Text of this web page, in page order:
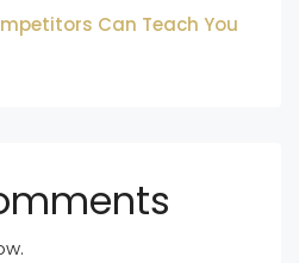
Can Teach You